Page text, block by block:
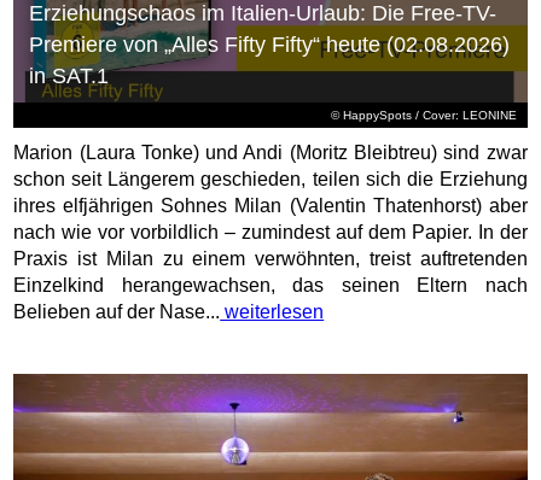
© HappySpots / Cover: LEONINE
Erziehungschaos im Italien-Urlaub: Die Free-TV-
Premiere von „Alles Fifty Fifty“ heute (02.08.2026)
in SAT.1
Marion (Laura Tonke) und Andi (Moritz Bleibtreu) sind zwar
schon seit Längerem geschieden, teilen sich die Erziehung
ihres elfjährigen Sohnes Milan (Valentin Thatenhorst) aber
nach wie vor vorbildlich – zumindest auf dem Papier. In der
Praxis ist Milan zu einem verwöhnten, treist auftretenden
Einzelkind herangewachsen, das seinen Eltern nach
Belieben auf der Nase... weiterlesen